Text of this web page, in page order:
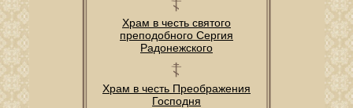
Храм в честь святого
преподобного Сергия
Радонежского
Храм в честь Преображения
Господня